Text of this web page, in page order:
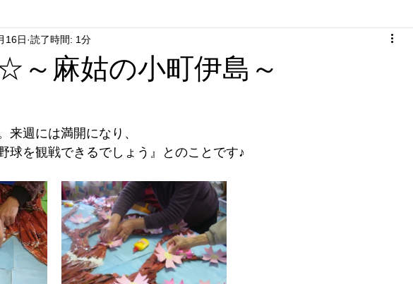
～麻姑の小町伊島～
16日 読了時間: 1分
来週には満開になり、
球を観戦できるでしょう』とのことです♪